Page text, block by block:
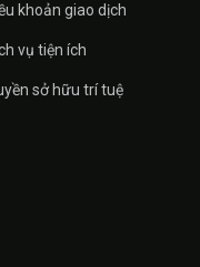
khoản giao dịch
vụ tiện ích
sở hữu trí tuệ